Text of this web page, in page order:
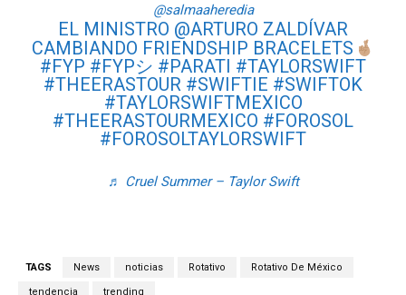
@salmaaheredia
EL MINISTRO @ARTURO ZALDÍVAR
CAMBIANDO FRIENDSHIP BRACELETS
#FYP #FYPシ #PARATI #TAYLORSWIFT
#THEERASTOUR #SWIFTIE #SWIFTOK
#TAYLORSWIFTMEXICO
#THEERASTOURMEXICO #FOROSOL
#FOROSOLTAYLORSWIFT
♬ Cruel Summer – Taylor Swift
TAGS News noticias Rotativo Rotativo De México
tendencia trending